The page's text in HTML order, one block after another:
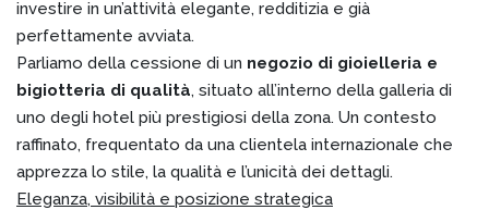
investire in un’attività elegante, redditizia e già
perfettamente avviata.
Parliamo della cessione di un negozio di gioielleria e
bigiotteria di qualità, situato all’interno della galleria di
uno degli hotel più prestigiosi della zona. Un contesto
raffinato, frequentato da una clientela internazionale che
apprezza lo stile, la qualità e l’unicità dei dettagli.
Eleganza, visibilità e posizione strategica